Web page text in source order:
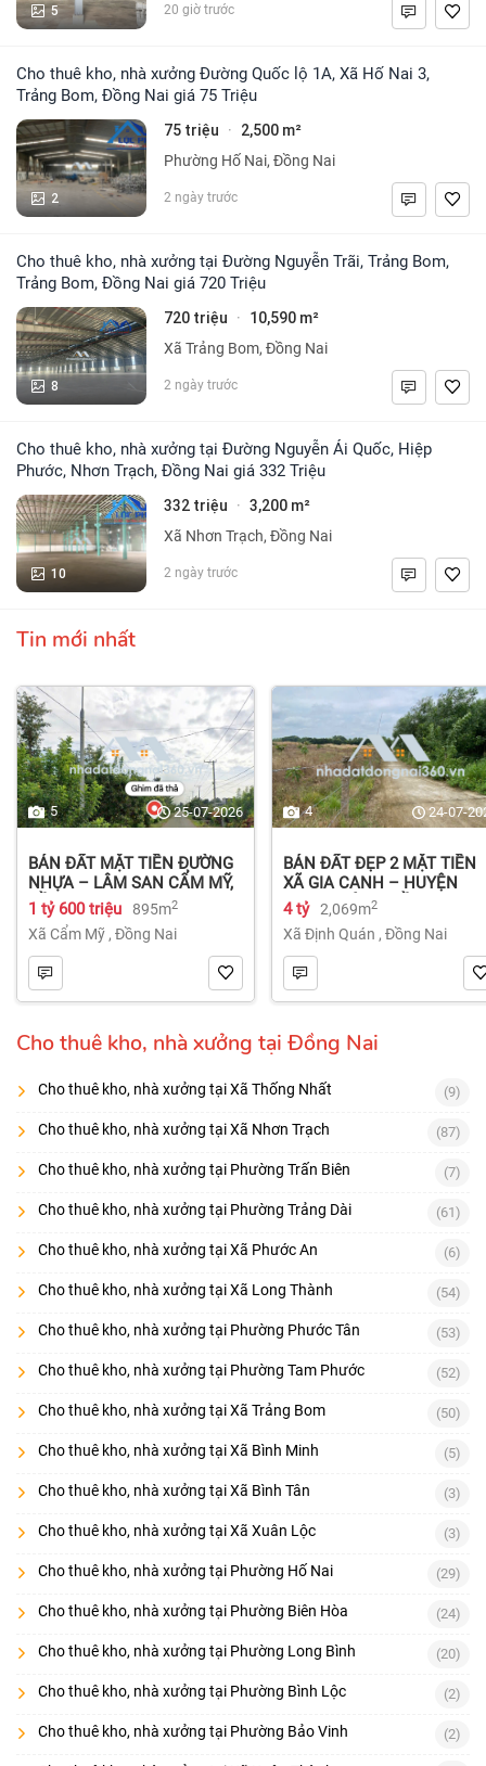
5 20 giờ trước
Cho thuê kho, nhà xưởng Đường Quốc lộ 1A, Xã Hố Nai 3,
Trảng Bom, Đồng Nai giá 75 Triệu
2
75 triệu · 2,500 m²
Phường Hố Nai, Đồng Nai
2 ngày trước
Cho thuê kho, nhà xưởng tại Đường Nguyễn Trãi, Trảng Bom,
Trảng Bom, Đồng Nai giá 720 Triệu
8
720 triệu · 10,590 m²
Xã Trảng Bom, Đồng Nai
2 ngày trước
Cho thuê kho, nhà xưởng tại Đường Nguyễn Ái Quốc, Hiệp
Phước, Nhơn Trạch, Đồng Nai giá 332 Triệu
10
332 triệu · 3,200 m²
Xã Nhơn Trạch, Đồng Nai
2 ngày trước
Tin mới nhất
5 25-07-2026
BÁN ĐẤT MẶT TIỀN ĐƯỜNG
NHỰA – LÂM SAN CẨM MỸ,
ĐỒNG NAI.
1 tỷ 600 triệu 895m2
Xã Cẩm Mỹ , Đồng Nai
4 24-07-
BÁN ĐẤT ĐẸP 2 MẶT TIỀN
XÃ GIA CANH – HUYỆN
ĐỊNH QUÁN – ĐỒNG NAI dt
2.069m² 4 tỷ
4 tỷ 2,069m2
Xã Định Quán , Đồng Nai
Cho thuê kho, nhà xưởng tại Đồng Nai
Cho thuê kho, nhà xưởng tại Xã Thống Nhất (9)
Cho thuê kho, nhà xưởng tại Xã Nhơn Trạch (87)
Cho thuê kho, nhà xưởng tại Phường Trấn Biên (7)
Cho thuê kho, nhà xưởng tại Phường Trảng Dài (61)
Cho thuê kho, nhà xưởng tại Xã Phước An (6)
Cho thuê kho, nhà xưởng tại Xã Long Thành (54)
Cho thuê kho, nhà xưởng tại Phường Phước Tân (53)
Cho thuê kho, nhà xưởng tại Phường Tam Phước (52)
Cho thuê kho, nhà xưởng tại Xã Trảng Bom (50)
Cho thuê kho, nhà xưởng tại Xã Bình Minh (5)
Cho thuê kho, nhà xưởng tại Xã Bình Tân (3)
Cho thuê kho, nhà xưởng tại Xã Xuân Lộc (3)
Cho thuê kho, nhà xưởng tại Phường Hố Nai (29)
Cho thuê kho, nhà xưởng tại Phường Biên Hòa (24)
Cho thuê kho, nhà xưởng tại Phường Long Bình (20)
Cho thuê kho, nhà xưởng tại Phường Bình Lộc (2)
Cho thuê kho, nhà xưởng tại Phường Bảo Vinh (2)